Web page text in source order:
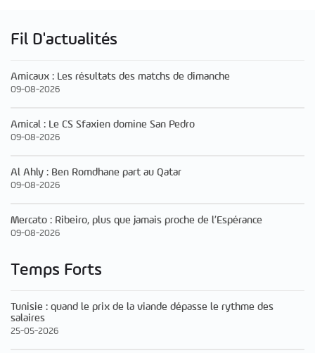
Fil D'actualités
Amicaux : Les résultats des matchs de dimanche
09-08-2026
Amical : Le CS Sfaxien domine San Pedro
09-08-2026
Al Ahly : Ben Romdhane part au Qatar
09-08-2026
Mercato : Ribeiro, plus que jamais proche de l’Espérance
09-08-2026
Temps Forts
Tunisie : quand le prix de la viande dépasse le rythme des
salaires
25-05-2026